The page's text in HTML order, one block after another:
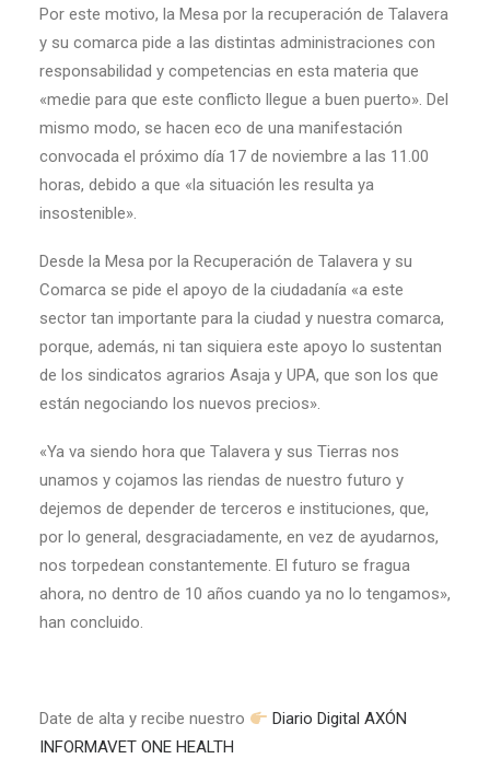
Por este motivo, la Mesa por la recuperación de Talavera
y su comarca pide a las distintas administraciones con
responsabilidad y competencias en esta materia que
«medie para que este conflicto llegue a buen puerto». Del
mismo modo, se hacen eco de una manifestación
convocada el próximo día 17 de noviembre a las 11.00
horas, debido a que «la situación les resulta ya
insostenible».
Desde la Mesa por la Recuperación de Talavera y su
Comarca se pide el apoyo de la ciudadanía «a este
sector tan importante para la ciudad y nuestra comarca,
porque, además, ni tan siquiera este apoyo lo sustentan
de los sindicatos agrarios Asaja y UPA, que son los que
están negociando los nuevos precios».
«Ya va siendo hora que Talavera y sus Tierras nos
unamos y cojamos las riendas de nuestro futuro y
dejemos de depender de terceros e instituciones, que,
por lo general, desgraciadamente, en vez de ayudarnos,
nos torpedean constantemente. El futuro se fragua
ahora, no dentro de 10 años cuando ya no lo tengamos»,
han concluido.
Date de alta y recibe nuestro
Diario Digital AXÓN
INFORMAVET ONE HEALTH